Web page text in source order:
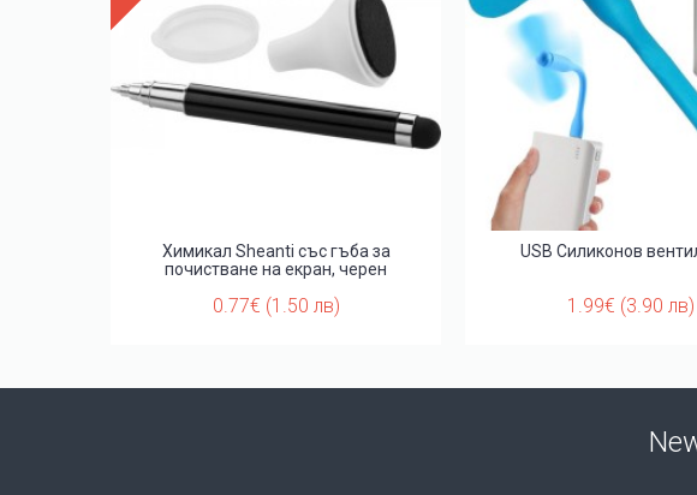
Химикал Sheanti със гъба за
почистване на екран, черен
0.77€ (1.50 лв)
USB Силиконов
1.99€ (3.90 лв)